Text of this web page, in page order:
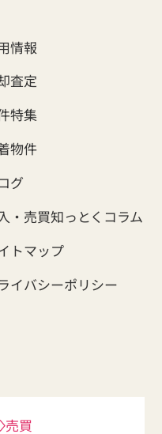
情報
査定
特集
物件
グ
・売買知っとくコラム
トマップ
イバシーポリシー
売買